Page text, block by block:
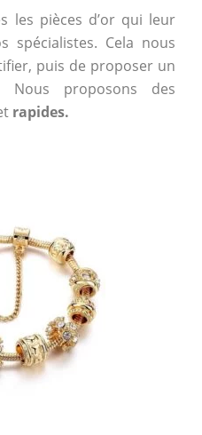
les pièces d’or qui leur
spécialistes. Cela nous
puis de proposer un
proposons des
rapides.